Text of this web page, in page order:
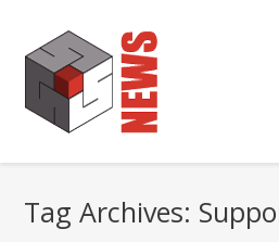
Tag Archives: